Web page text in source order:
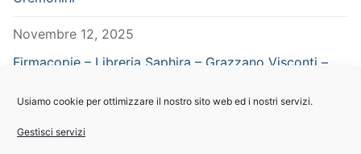
Usiamo cookie per ottimizzare il nostro sito web ed i nostri servizi.
Gestisci servizi
Novembre 12, 2025
Firmacopie – Libreria Saphira – Grazzano Visconti –